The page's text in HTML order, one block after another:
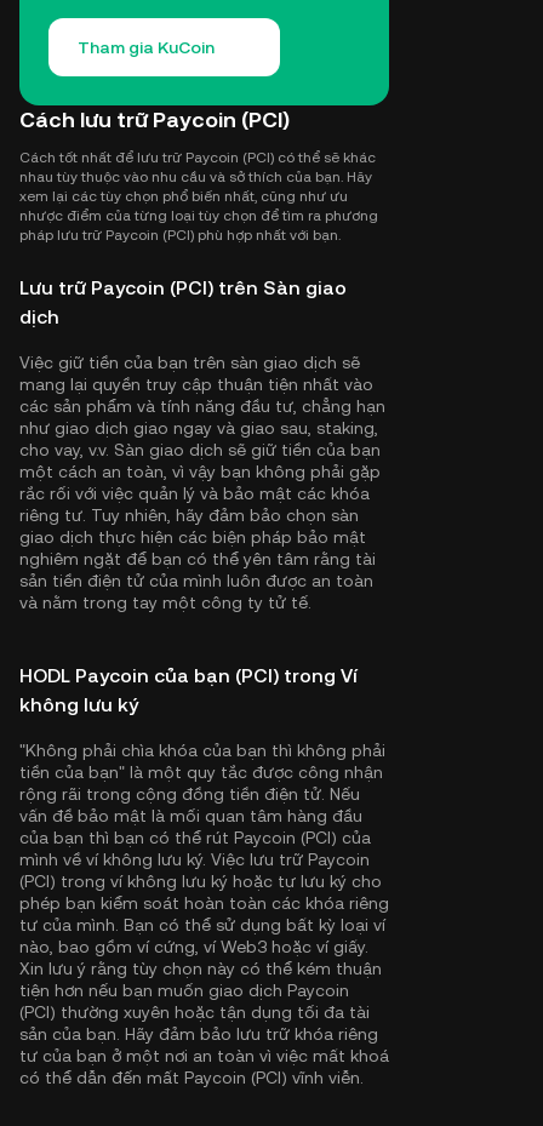
Tham gia KuCoin
Cách lưu trữ Paycoin (PCI)
Cách tốt nhất để lưu trữ Paycoin (PCI) có thể sẽ khác
nhau tùy thuộc vào nhu cầu và sở thích của bạn. Hãy
xem lại các tùy chọn phổ biến nhất, cũng như ưu
nhược điểm của từng loại tùy chọn để tìm ra phương
pháp lưu trữ Paycoin (PCI) phù hợp nhất với bạn.
Lưu trữ Paycoin (PCI) trên Sàn giao
dịch
Việc giữ tiền của bạn trên sàn giao dịch sẽ
mang lại quyền truy cập thuận tiện nhất vào
các sản phẩm và tính năng đầu tư, chẳng hạn
như giao dịch giao ngay và giao sau, staking,
cho vay, v.v. Sàn giao dịch sẽ giữ tiền của bạn
một cách an toàn, vì vậy bạn không phải gặp
rắc rối với việc quản lý và bảo mật các khóa
riêng tư. Tuy nhiên, hãy đảm bảo chọn sàn
giao dịch thực hiện các biện pháp bảo mật
nghiêm ngặt để bạn có thể yên tâm rằng tài
sản tiền điện tử của mình luôn được an toàn
và nằm trong tay một công ty tử tế.
HODL Paycoin của bạn (PCI) trong Ví
không lưu ký
"Không phải chìa khóa của bạn thì không phải
tiền của bạn" là một quy tắc được công nhận
rộng rãi trong cộng đồng tiền điện tử. Nếu
vấn đề bảo mật là mối quan tâm hàng đầu
của bạn thì bạn có thể rút Paycoin (PCI) của
mình về ví không lưu ký. Việc lưu trữ Paycoin
(PCI) trong ví không lưu ký hoặc tự lưu ký cho
phép bạn kiểm soát hoàn toàn các khóa riêng
tư của mình. Bạn có thể sử dụng bất kỳ loại ví
nào, bao gồm ví cứng, ví Web3 hoặc ví giấy.
Xin lưu ý rằng tùy chọn này có thể kém thuận
tiện hơn nếu bạn muốn giao dịch Paycoin
(PCI) thường xuyên hoặc tận dụng tối đa tài
sản của bạn. Hãy đảm bảo lưu trữ khóa riêng
tư của bạn ở một nơi an toàn vì việc mất khoá
có thể dẫn đến mất Paycoin (PCI) vĩnh viễn.